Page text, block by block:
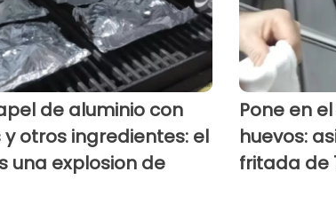
de aluminio con
otros ingredientes: el
una explosion de
Pone en
huevos:
fritada de